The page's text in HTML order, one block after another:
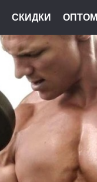
СКИДКИ ОПТОМ